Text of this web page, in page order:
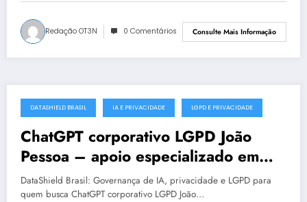
Redação OT3N 0 Comentários Consulte Mais Informação
julho 18, 2025
DATASHIELD BRASIL IA E PRIVACIDADE LGPD E PRIVACIDADE
ChatGPT corporativo LGPD João
Pessoa – apoio especializado em
proteção de dados
DataShield Brasil: Governança de IA, privacidade e LGPD para
quem busca ChatGPT corporativo LGPD João…